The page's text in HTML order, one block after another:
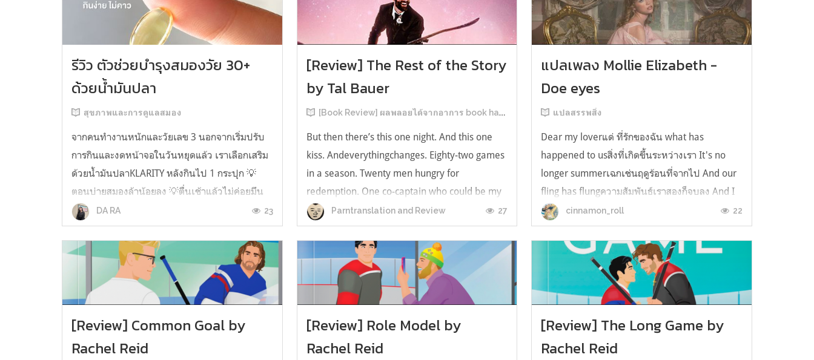
รีวิว ตัวช่วยบำรุงสมองวัย 30+
ด้วยน้ำมันปลา
สุขภาพและการดูแลสมอง
จากคนทำงานหนักและวัยเลข 3 นอกจากเริ่มปรับ
การกินและงดหน้าจอในวันหยุดแล้ว เราเลือกเสริม
ด้วยน้ำมันปลาKLARITY หลังกินไป 1 กระปุก 💡
ตอนบ่ายสมองล้าน้อยลง 💡ตื่นเช้าแล้วไม่ค่อยมึน
หัว 💡ไอเดียไม่ตัน ยิ่งทำงานสาย Content แนะนำ
ว่าควรมี ชอบตรงที่ไม่มีกลิ่นคาวเลย กินง่ายสุด
ตั้งแต่เคยกินน้ำมันปลามาเลย ใครที่เคยกิ...
DA RA 23
[Review] The Rest of the Story
by Tal Bauer
[Book Review] ผลพลอยได้จากอาการ book hangover หลังอ่านสารพัน MM Romance
But then there’s this one night. And this one
kiss. Andeverythingchanges. Eighty-two games
in a season. Twenty men hungry for
redemption. One co-captain who could be my
forever. This is the rest of the story. หลังอ่าน
แบบฟีลกู้ดติดๆ กันแล้ว เลยอยากได้ความแสบ
ทรวงในชีวิตบ้าง (หาเรื่อง!) เล่มนี้คู่หูเอ...
Parntranslation and Review 27
แปลเพลง Mollie Elizabeth -
Doe eyes
แปลสรรพสิ่ง
Dear my loverแด่ ที่รักของฉัน what has
happened to usสิ่งที่เกิดขึ้นระหว่างเรา It's no
longer summerเฉกเช่นฤดูร้อนที่จากไป And our
fling has flungความสัมพันธ์เราสองก็จบลง And I
still spin your recordsแต่ฉันยังเล่นเพลงโปรดของ
คุณบนแผ่นเสียงไวนิล And You still feel like
homeในใจฉัน ตัวตนคุณก็ยังอบอ...
cinnamon_roll 22
[Review] Common Goal by
Rachel Reid
[Review] Role Model by
Rachel Reid
[Review] The Long Game by
Rachel Reid